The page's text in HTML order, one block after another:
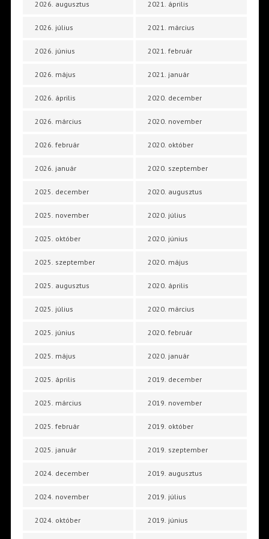
2026. augusztus
2026. július
2026. június
2026. május
2026. április
2026. március
2026. február
2026. január
2025. december
2025. november
2025. október
2025. szeptember
2025. augusztus
2025. július
2025. június
2025. május
2025. április
2025. március
2025. február
2025. január
2024. december
2024. november
2024. október
2021. április
2021. március
2021. február
2021. január
2020. december
2020. november
2020. október
2020. szeptember
2020. augusztus
2020. július
2020. június
2020. május
2020. április
2020. március
2020. február
2020. január
2019. december
2019. november
2019. október
2019. szeptember
2019. augusztus
2019. július
2019. június